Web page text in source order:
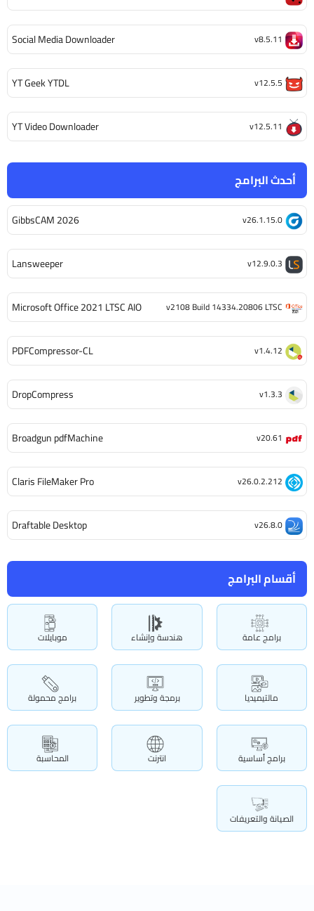
أقسام البرامج
برامج عامة هندسة وإنشاء موبايلات
مالتيميديا برمجة وتطوير برامج محمولة
برامج أساسية انترنت المحاسبة
الصيانة والتعريفات
أحدث البرامج
GibbsCAM 2026 v26.1.15.0
Lansweeper v12.9.0.3
Microsoft Office 2021 LTSC AIO v2108 Build 14334.20806 LTSC
PDFCompressor-CL v1.4.12
DropCompress v1.3.3
Broadgun pdfMachine v20.61
Claris FileMaker Pro v26.0.2.212
Draftable Desktop v26.8.0
Social Media Downloader v8.5.11
YT Geek YTDL v12.5.5
YT Video Downloader v12.5.11